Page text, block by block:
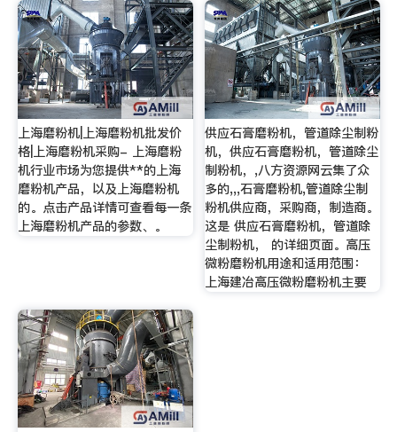
上海磨粉机|上海磨粉机批发价
格|上海磨粉机采购- 上海磨粉
机行业市场为您提供**的上海
磨粉机产品，以及上海磨粉机
的。点击产品详情可查看每一条
上海磨粉机产品的参数、。
供应石膏磨粉机，管道除尘制粉
机，供应石膏磨粉机，管道除尘
制粉机，,八方资源网云集了众
多的,,,石膏磨粉机,管道除尘制
粉机供应商，采购商，制造商。
这是 供应石膏磨粉机，管道除
尘制粉机， 的详细页面。高压
微粉磨粉机用途和适用范围：
上海建冶高压微粉磨粉机主要